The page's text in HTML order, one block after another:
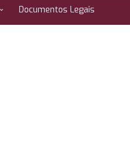
Documentos Legais